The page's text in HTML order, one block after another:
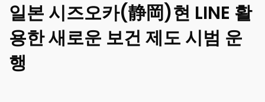
일본 시즈오카(静岡)현 LINE 활
용한 새로운 보건 제도 시범 운
행